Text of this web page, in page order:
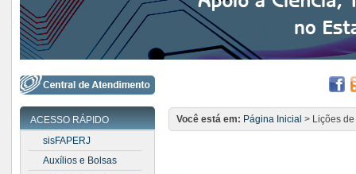
ACESSO RÁPIDO
sisFAPERJ
Auxílios e Bolsas
Você está em: Página Inicial > Lições